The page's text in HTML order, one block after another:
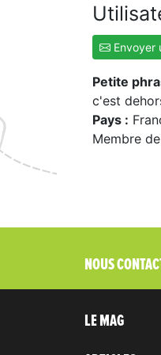
Envoyer
Petite
c'est
Pays :
Membre
NOUS
LE MAG